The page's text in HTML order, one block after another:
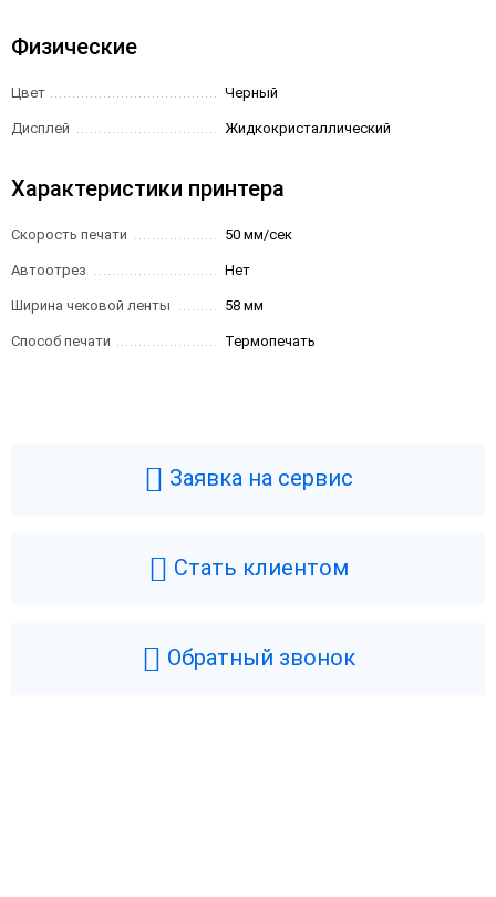
Физические
Цвет Черный
Дисплей Жидкокристаллический
Характеристики принтера
Скорость печати 50 мм/сек
Автоотрез Нет
Ширина чековой ленты 58 мм
Способ печати Термопечать
Заявка на сервис
Стать клиентом
Обратный звонок